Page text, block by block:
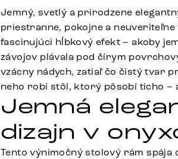
Jemný, svetlý a prirodzene
priestranne, pokojne a
fascinujúci hĺbkový efekt – akoby
závojov plávala pod čírym
vzácny nádych, zatiaľ čo čistý tvar
neho robí stôl, ktorý pôsobí ticho –
Jemná
dizajn v
Tento výnimočný stolový rám spája